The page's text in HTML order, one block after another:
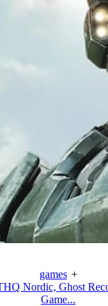
games +
Nordic, Ghost
Game...